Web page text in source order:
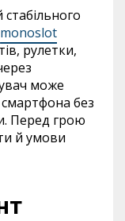
monoslot
рулетки,
може
смартфона без
Перед грою
й умови